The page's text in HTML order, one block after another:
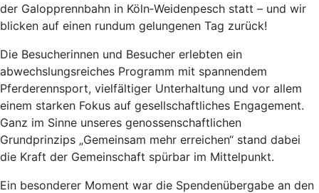
der Galopprennbahn in Köln‑Weidenpesch statt – und wir
blicken auf einen rundum gelungenen Tag zurück!
Die Besucherinnen und Besucher erlebten ein
abwechslungsreiches Programm mit spannendem
Pferderennsport, vielfältiger Unterhaltung und vor allem
einem starken Fokus auf gesellschaftliches Engagement.
Ganz im Sinne unseres genossenschaftlichen
Grundprinzips „Gemeinsam mehr erreichen“ stand dabei
die Kraft der Gemeinschaft spürbar im Mittelpunkt.
Ein besonderer Moment war die Spendenübergabe an den